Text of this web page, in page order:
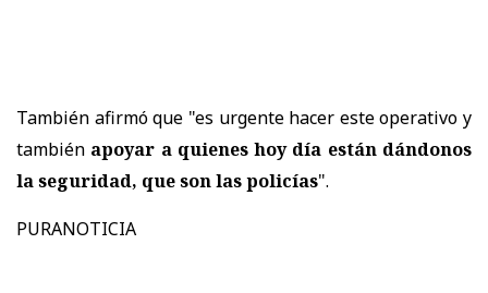
También afirmó que "es urgente hacer este operativo y
también apoyar a quienes hoy día están dándonos
la seguridad, que son las policías".
PURANOTICIA